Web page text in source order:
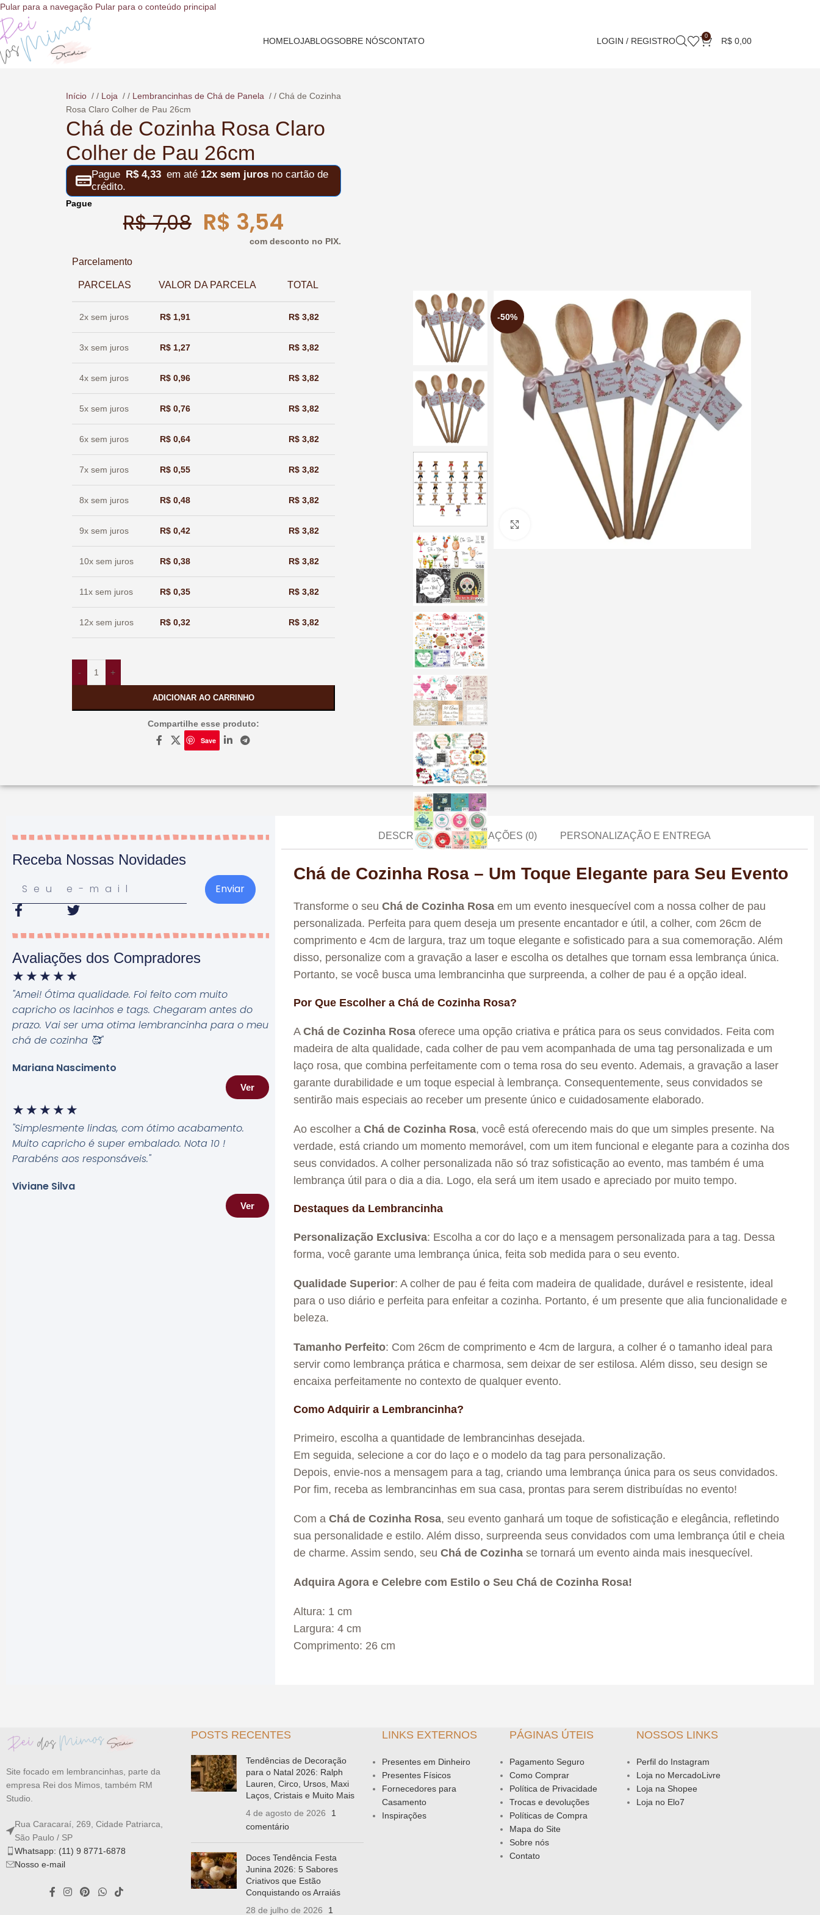
conteúdo
Pular para a navegação Pular para o conteúdo principal
HOMELOJABLOGSOBRE NÓSCONTATO LOGIN / REGISTRO 0 R$ 0,00
Início / Loja / Lembrancinhas de Chá de Panela /
Chá de Cozinha
Rosa Claro Colher de Pau 26cm
Chá de Cozinha Rosa Claro
Colher de Pau 26cm
Pague R$4,33 em até 12x sem jurosno cartão de
crédito.
Pague
R$7,08 R$ 3,54
com desconto no PIX.
Parcelamento
PARCELAS VALOR DA PARCELA TOTAL
2x sem juros R$1,91 R$3,82
3x sem juros R$1,27 R$3,82
4x sem juros R$0,96 R$3,82
5x sem juros R$0,76 R$3,82
6x sem juros R$0,64 R$3,82
7x sem juros R$0,55 R$3,82
8x sem juros R$0,48 R$3,82
9x sem juros R$0,42 R$3,82
10x sem juros R$0,38 R$3,82
11x sem juros R$0,35 R$3,82
12x sem juros R$0,32 R$3,82
- +
ADICIONAR AO CARRINHO
Compartilhe esse produto:
Save
-50%
Clique para ampliar
Receba Nossas Novidades
Enviar
Avaliações dos Compradores
★ ★ ★ ★ ★
"Amei! Ótima qualidade. Foi feito com muito
capricho os lacinhos e tags. Chegaram antes do
prazo. Vai ser uma otima lembrancinha para o meu
chá de cozinha 🥰"
Mariana Nascimento
Ver
★ ★ ★ ★ ★
"Simplesmente lindas, com ótimo acabamento.
Muito capricho é super embalado. Nota 10 !
Parabéns aos responsáveis."
Viviane Silva
Ver
DESCRIÇÃO AVALIAÇÕES (0) PERSONALIZAÇÃO E ENTREGA
Chá de Cozinha Rosa – Um Toque Elegante para Seu Evento
Transforme o seuChá de Cozinha Rosa em um evento inesquecível com a nossa colher de pau
personalizada. Perfeita para quem deseja um presente encantador e útil, a colher, com 26cm de
comprimento e 4cm de largura, traz um toque elegante e sofisticado para a sua comemoração. Além
disso, personalize com a gravação a laser e escolha os detalhes que tornam essa lembrança única.
Portanto, se você busca uma lembrancinha que surpreenda, a colher de pau é a opção ideal.
Por Que Escolher a Chá de Cozinha Rosa?
AChá de Cozinha Rosa oferece uma opção criativa e prática para os seus convidados. Feita com
madeira de alta qualidade, cada colher de pau vem acompanhada de uma tag personalizada e um
laço rosa, que combina perfeitamente com o tema rosa do seu evento. Ademais, a gravação a laser
garante durabilidade e um toque especial à lembrança. Consequentemente, seus convidados se
sentirão mais especiais ao receber um presente único e cuidadosamente elaborado.
Ao escolher aChá de Cozinha Rosa, você está oferecendo mais do que um simples presente. Na
verdade, está criando um momento memorável, com um item funcional e elegante para a cozinha dos
seus convidados. A colher personalizada não só traz sofisticação ao evento, mas também é uma
lembrança útil para o dia a dia. Logo, ela será um item usado e apreciado por muito tempo.
Destaques da Lembrancinha
Personalização Exclusiva: Escolha a cor do laço e a mensagem personalizada para a tag. Dessa
forma, você garante uma lembrança única, feita sob medida para o seu evento.
Qualidade Superior: A colher de pau é feita com madeira de qualidade, durável e resistente, ideal
para o uso diário e perfeita para enfeitar a cozinha. Portanto, é um presente que alia funcionalidade e
beleza.
Tamanho Perfeito: Com 26cm de comprimento e 4cm de largura, a colher é o tamanho ideal para
servir como lembrança prática e charmosa, sem deixar de ser estilosa. Além disso, seu design se
encaixa perfeitamente no contexto de qualquer evento.
Como Adquirir a Lembrancinha?
Primeiro, escolha a quantidade de lembrancinhas desejada.
Em seguida, selecione a cor do laço e o modelo da tag para personalização.
Depois, envie-nos a mensagem para a tag, criando uma lembrança única para os seus convidados.
Por fim, receba as lembrancinhas em sua casa, prontas para serem distribuídas no evento!
Com aChá de Cozinha Rosa, seu evento ganhará um toque de sofisticação e elegância, refletindo
sua personalidade e estilo. Além disso, surpreenda seus convidados com uma lembrança útil e cheia
de charme. Assim sendo, seuChá de Cozinha se tornará um evento ainda mais inesquecível.
Adquira Agora e Celebre com Estilo o Seu Chá de Cozinha Rosa!
Altura: 1 cm
Largura: 4 cm
Comprimento: 26 cm
Site focado em lembrancinhas, parte da
empresa Rei dos Mimos, também RM
Studio.
Rua Caracaraí, 269, Cidade Patriarca,
São Paulo / SP
Whatsapp: (11) 9 8771-6878
Nosso e-mail
POSTS RECENTES
Tendências de Decoração
para o Natal 2026: Ralph
Lauren, Circo, Ursos, Maxi
Laços, Cristais e Muito Mais
4 de agosto de 2026
1
comentário
Doces Tendência Festa
Junina 2026: 5 Sabores
Criativos que Estão
Conquistando os Arraiás
28 de julho de 2026
1
LINKS EXTERNOS
Presentes em Dinheiro
Presentes Físicos
Fornecedores para
Casamento
Inspirações
PÁGINAS ÚTEIS
Pagamento Seguro
Como Comprar
Política de Privacidade
Trocas e devoluções
Políticas de Compra
Mapa do Site
Sobre nós
Contato
NOSSOS LINKS
Perfil do Instagram
Loja no MercadoLivre
Loja na Shopee
Loja no Elo7